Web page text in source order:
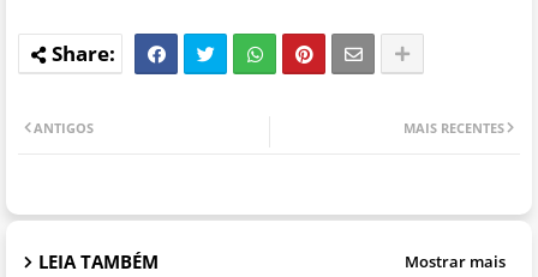
MAIS RECENTES
ANTIGOS
LEIA TAMBÉM Mostrar mais